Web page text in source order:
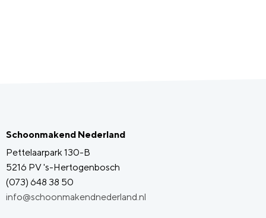
Schoonmakend Nederland
Pettelaarpark 130-B
5216 PV 's-Hertogenbosch
(073) 648 38 50
info@schoonmakendnederland.nl